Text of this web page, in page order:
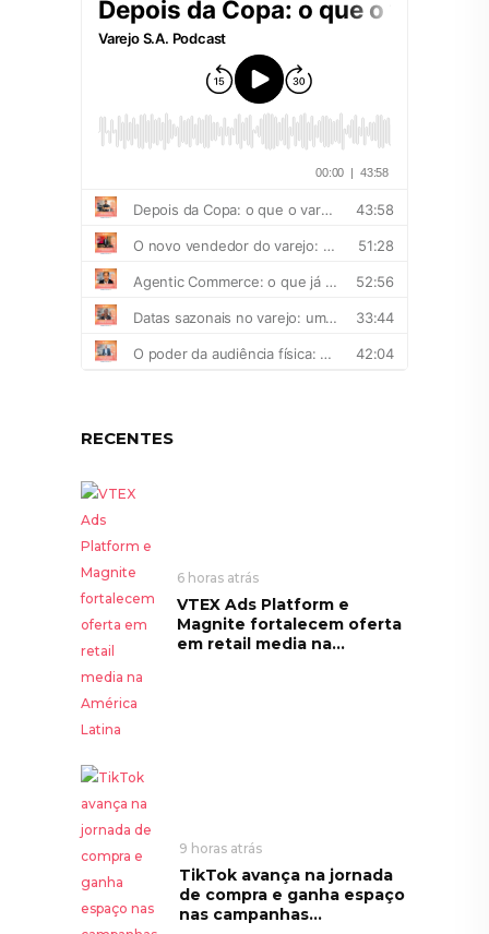
RECENTES
6 horas atrás
VTEX Ads Platform e
Magnite fortalecem oferta
em retail media na...
9 horas atrás
TikTok avança na jornada
de compra e ganha espaço
nas campanhas...